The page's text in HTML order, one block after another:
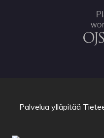
Palvelua ylläpitää